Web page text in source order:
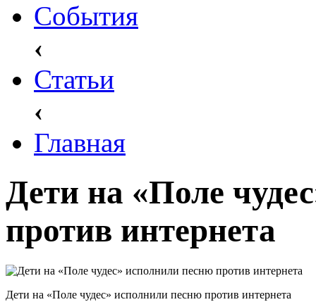
События
‹
Статьи
‹
Главная
Дети на «Поле
против интернета
Дети на «Поле чудес» исполнили песню против интернета